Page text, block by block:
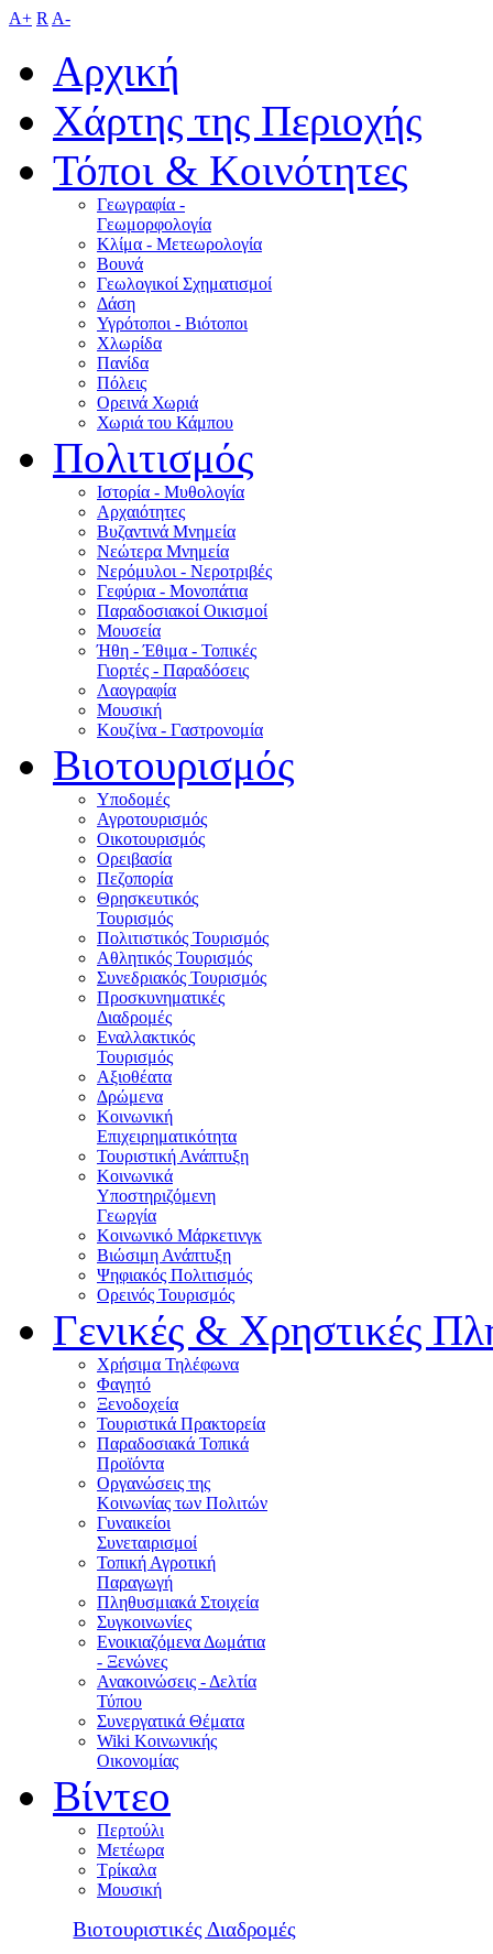
A+ R A-
Αρχική
Χάρτης της Περιοχής
Τόποι & Κοινότητες
Γεωγραφία -
Γεωμορφολογία
Κλίμα - Mετεωρολογία
Βουνά
Γεωλογικοί Σχηματισμοί
Δάση
Υγρότοποι - Βιότοποι
Χλωρίδα
Πανίδα
Πόλεις
Ορεινά Χωριά
Χωριά του Κάμπου
Πολιτισμός
Ιστορία - Μυθολογία
Αρχαιότητες
Βυζαντινά Μνημεία
Νεώτερα Μνημεία
Νερόμυλοι - Nεροτριβές
Γεφύρια - Μονοπάτια
Παραδοσιακοί Οικισμοί
Μουσεία
Ήθη - Έθιμα - Τοπικές
Γιορτές - Παραδόσεις
Λαογραφία
Μουσική
Κουζίνα - Γαστρονομία
Βιοτουρισμός
Υποδομές
Αγροτουρισμός
Οικοτουρισμός
Ορειβασία
Πεζοπορία
Θρησκευτικός
Τουρισμός
Πολιτιστικός Τουρισμός
Αθλητικός Τουρισμός
Συνεδριακός Τουρισμός
Προσκυνηματικές
Διαδρομές
Εναλλακτικός
Τουρισμός
Αξιοθέατα
Δρώμενα
Κοινωνική
Επιχειρηματικότητα
Τουριστική Ανάπτυξη
Κοινωνικά
Υποστηριζόμενη
Γεωργία
Κοινωνικό Μάρκετινγκ
Βιώσιμη Ανάπτυξη
Ψηφιακός Πολιτισμός
Ορεινός Τουρισμός
Γενικές & Χρηστικές
Χρήσιμα Τηλέφωνα
Φαγητό
Ξενοδοχεία
Τουριστικά Πρακτορεία
Παραδοσιακά Τοπικά
Προϊόντα
Οργανώσεις της
Κοινωνίας των Πολιτών
Γυναικείοι
Συνεταιρισμοί
Τοπική Αγροτική
Παραγωγή
Πληθυσμιακά Στοιχεία
Συγκοινωνίες
Ενοικιαζόμενα Δωμάτια
- Ξενώνες
Ανακοινώσεις - Δελτία
Τύπου
Συνεργατικά Θέματα
Wiki Κοινωνικής
Οικονομίας
Βίντεο
Περτούλι
Μετέωρα
Τρίκαλα
Μουσική
Βιοτουριστικές Διαδρομές